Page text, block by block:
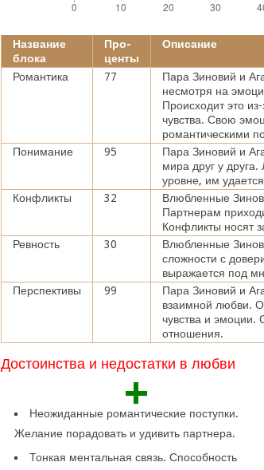
Название
блока
Про-
центы
Описание
Романтика 77
Пара Зиновий и
несмотря на
Происходит это
чувства. Свою
романтическими
Понимание
95
Пара Зиновий и
мира друг у
уровне, им
Конфликты
32
Влюбленные
Партнерам
Конфликты носят
Ревность
30
Влюбленные
сложности с
выражается под
Перспективы
99
Пара Зиновий и
взаимной любви.
чувства и эмоции.
отношения.
Достоинства и недостатки в любви
+
Неожиданные романтические поступки.
Желание порадовать и удивить партнера.
Тонкая ментальная связь. Способность